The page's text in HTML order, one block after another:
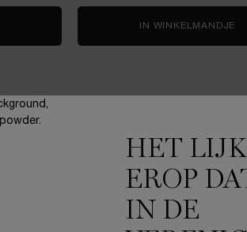
RÉNERGIE H.C.F. TRIPLE SERUM 50ML
IN WINKELMANDJE
HET
EROP
IN DE